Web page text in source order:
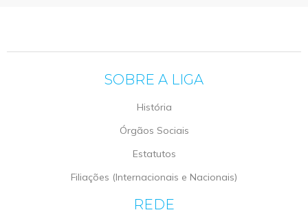
SOBRE A LIGA
História
Órgãos Sociais
Estatutos
Filiações (Internacionais e Nacionais)
REDE